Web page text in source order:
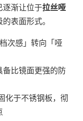
逐渐让位于拉丝哑
表面形式。
次感」转向「哑
备比镜面更强的防
化于不锈钢板，彻